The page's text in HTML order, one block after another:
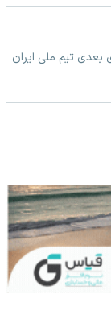
بعدی تیم ملی ایران